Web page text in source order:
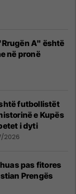
A" është
në pronë
futbollistët
e Kupës
i dyti
2026
pas fitores
Prengës